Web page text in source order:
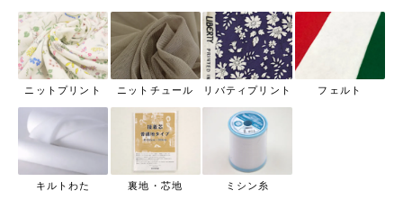
ニットプリント ニットチュール リバティプリント フェルト
キルトわた 裏地・芯地 ミシン糸